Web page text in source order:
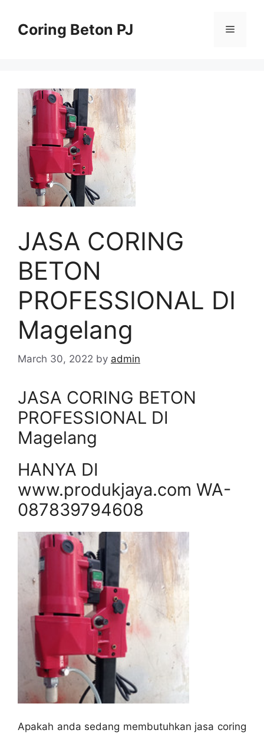
contentCoring Beton PJ Menu
JASA CORING
BETON
PROFESSIONAL DI
Magelang
March 30, 2022 by admin
JASA CORING BETON
PROFESSIONAL DI
Magelang
HANYA DI
www.produkjaya.com WA-
087839794608
Apakah anda sedang membutuhkan jasa coring